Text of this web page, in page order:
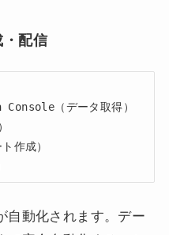
配信
（データ取得）
作成）
自動化されます。デー